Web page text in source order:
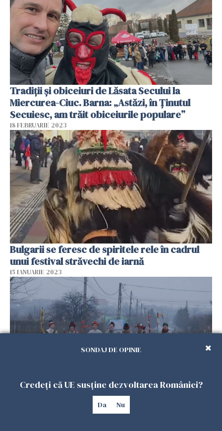
Tradiții și obiceiuri de Lăsata Secului la
Miercurea-Ciuc. Barna: „Astăzi, în Ținutul
Secuiesc, am trăit obiceiurile populare”
18 FEBRUARIE 2023
Bulgarii se feresc de spiritele rele în cadrul
unui festival străvechi de iarnă
15 IANUARIE 2023
Cele mai importante tradiții și obiceiuri de
Bobotează: De la busuiocul de sub pernă, la
SONDAJ DE OPINIE
Credeți că UE susține dezvoltarea României?
Da Nu